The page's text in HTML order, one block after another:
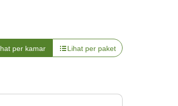
per kamar Lihat per paket